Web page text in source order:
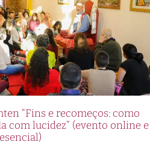
“Fins e recomeços: como
com lucidez” (evento online e